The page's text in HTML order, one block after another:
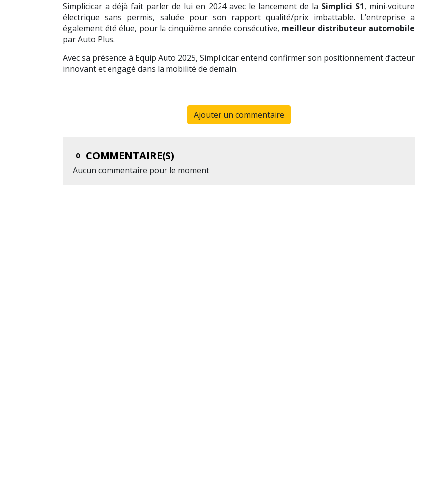
Simplicicar a déjà fait parler de lui en 2024 avec le lancement de la Simplici S1, mini-voiture
électrique sans permis, saluée pour son rapport qualité/prix imbattable. L’entreprise a
également été élue, pour la cinquième année consécutive, meilleur distributeur automobile
par Auto Plus.
Avec sa présence à Equip Auto 2025, Simplicicar entend confirmer son positionnement d’acteur
innovant et engagé dans la mobilité de demain.
Ajouter un commentaire
0 COMMENTAIRE(S)
Aucun commentaire pour le moment